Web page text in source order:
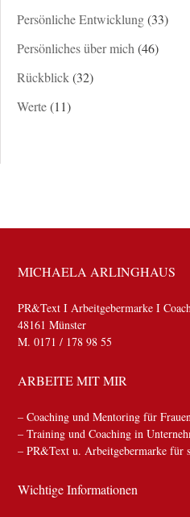
Persönliche Entwicklung(33)
Persönliches über mich (46)
Rückblick(32)
Werte(11)
MICHAELA ARLINGHAUS
PR&Text I Arbeitgebermarke I
48161 Münster
M. 0171 / 178 98 55
ARBEITE MIT MIR
– Coaching und Mentoring für
– Training und Coaching in
– PR&Text u. Arbeitgebermarke für
Wichtige Informationen